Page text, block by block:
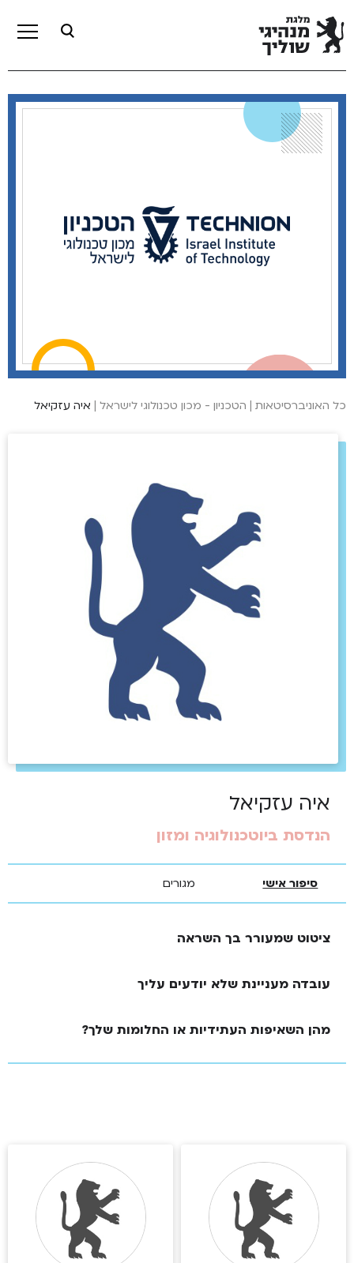
כל האוניברסיטאות | הטכניון - מכון טכנולוגי לישראל | איה עזקיאל
איה עזקיאל
הנדסת ביוטכנולוגיה ומזון
סיפור אישי מגורים
ציטוט שמעורר בך השראה
עובדה מעניינת שלא יודעים עליך
מהן השאיפות העתידיות או החלומות שלך?